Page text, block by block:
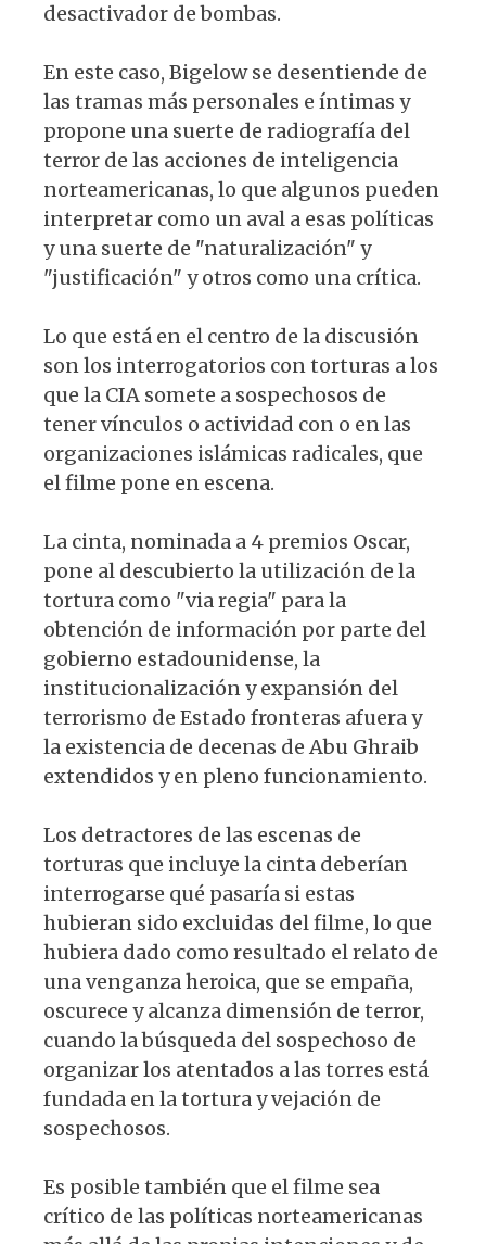
desactivador de bombas.
En este caso, Bigelow se desentiende de
las tramas más personales e íntimas y
propone una suerte de radiografía del
terror de las acciones de inteligencia
norteamericanas, lo que algunos pueden
interpretar como un aval a esas políticas
y una suerte de "naturalización" y
"justificación" y otros como una crítica.
Lo que está en el centro de la discusión
son los interrogatorios con torturas a los
que la CIA somete a sospechosos de
tener vínculos o actividad con o en las
organizaciones islámicas radicales, que
el filme pone en escena.
La cinta, nominada a 4 premios Oscar,
pone al descubierto la utilización de la
tortura como "via regia" para la
obtención de información por parte del
gobierno estadounidense, la
institucionalización y expansión del
terrorismo de Estado fronteras afuera y
la existencia de decenas de Abu Ghraib
extendidos y en pleno funcionamiento.
Los detractores de las escenas de
torturas que incluye la cinta deberían
interrogarse qué pasaría si estas
hubieran sido excluidas del filme, lo que
hubiera dado como resultado el relato de
una venganza heroica, que se empaña,
oscurece y alcanza dimensión de terror,
cuando la búsqueda del sospechoso de
organizar los atentados a las torres está
fundada en la tortura y vejación de
sospechosos.
Es posible también que el filme sea
crítico de las políticas norteamericanas